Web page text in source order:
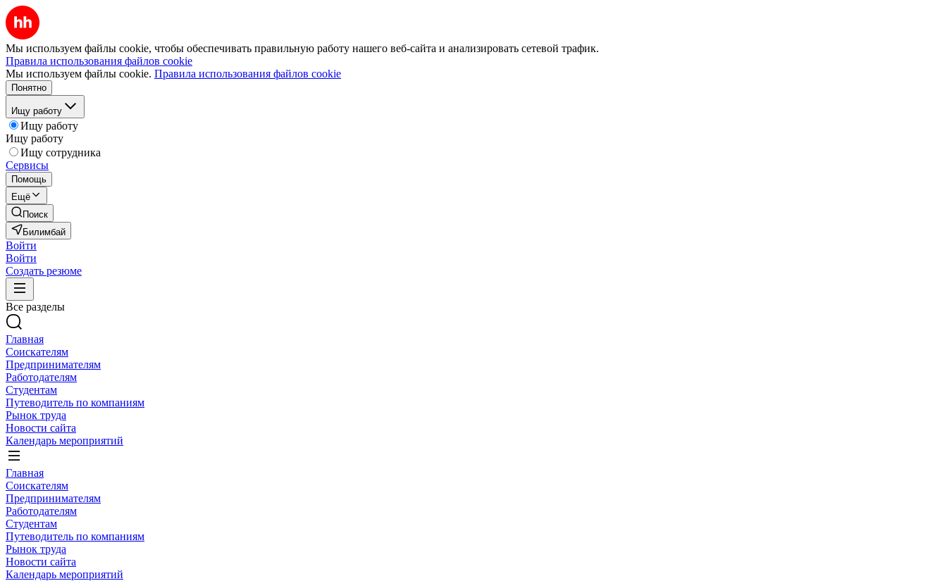
Мы используем файлы cookie, чтобы обеспечивать правильную работу нашего веб-сайта и анализировать сетевой трафик.
Правила использования файлов cookie
Мы используем файлы cookie. Правила использования файлов cookie
Понятно
Ищу работу
Ищу работу
Ищу работу
Ищу сотрудника
Сервисы
Помощь
Ещё
Поиск
Билимбай
Войти
Войти
Создать резюме
Все разделы
Главная
Соискателям
Предпринимателям
Работодателям
Студентам
Путеводитель по компаниям
Рынок труда
Новости сайта
Календарь мероприятий
Главная
Соискателям
Предпринимателям
Работодателям
Студентам
Путеводитель по компаниям
Рынок труда
Новости сайта
Календарь мероприятий